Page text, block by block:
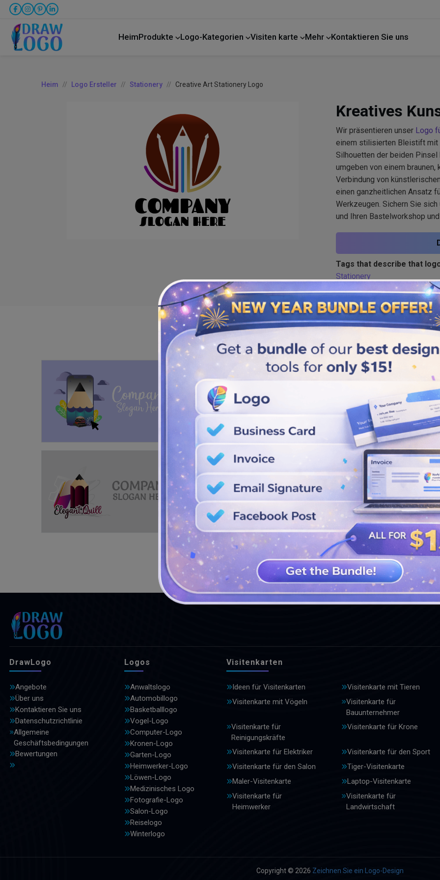
HeimProdukte Logo-Kategorien Visiten karte Mehr Kontaktieren Sie uns
Heim Logo Ersteller Stationery Creative Art Stationery Logo
Kreatives
Wir präsentieren unser Logo
einem stilisierten Bleistift mit
Silhouetten der beiden
umgeben von einem
Verbindung von
einen ganzheitlichen Ansatz
Werkzeugen. Sichern Sie
und Ihren Bastelworkshop
Tags that describe that
Stationery
Similar logos
WEITERE DESIGNS ANSEHEN
DrawLogo
Angebote
Über uns
Kontaktieren Sie uns
Datenschutzrichtlinie
Allgemeine
Geschäftsbedingungen
Bewertungen
Logos
Anwaltslogo
Automobillogo
Basketballlogo
Vogel-Logo
Computer-Logo
Kronen-Logo
Garten-Logo
Heimwerker-Logo
Löwen-Logo
Medizinisches Logo
Fotografie-Logo
Salon-Logo
Reiselogo
Winterlogo
Visitenkarten
Ideen für Visitenkarten
Visitenkarte mit Tieren
Visitenkarte mit Vögeln
Visitenkarte für
Bauunternehmer
Visitenkarte für
Reinigungskräfte
Visitenkarte für Krone
Visitenkarte für Elektriker
Visitenkarte für den Sport
Visitenkarte für den Salon
Tiger-Visitenkarte
Maler-Visitenkarte
Laptop-Visitenkarte
Visitenkarte für
Heimwerker
Visitenkarte für
Landwirtschaft
Copyright © 2026 Zeichnen Sie ein Logo-Design